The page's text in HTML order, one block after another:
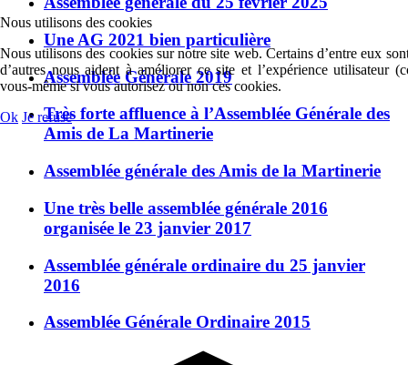
Une AG 2021 bien particulière
Assemblée Générale 2019
Très forte affluence à l’Assemblée Générale des
Amis de La Martinerie
Assemblée générale des Amis de la Martinerie
Une très belle assemblée générale 2016
organisée le 23 janvier 2017
Assemblée générale ordinaire du 25 janvier
2016
Assemblée Générale Ordinaire 2015
Nous utilisons des cookies
Nous utilisons des cookies sur notre site web. Certains d’entre eux
d’autres nous aident à améliorer ce site et l’expérience utilisateur
vous-même si vous autorisez ou non ces cookies.
Ok Je refuse